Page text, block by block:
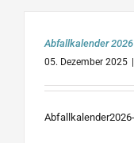
Abfallkalender 2026
05. Dezember 2025